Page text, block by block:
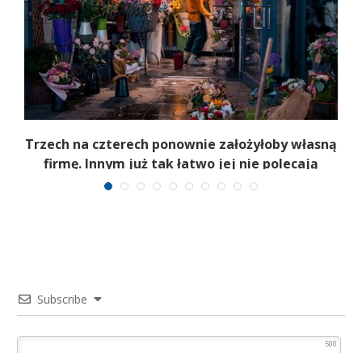
Trzech na czterech ponownie założyłoby własną
firmę. Innym już tak łatwo jej nie polecają
Subscribe
500